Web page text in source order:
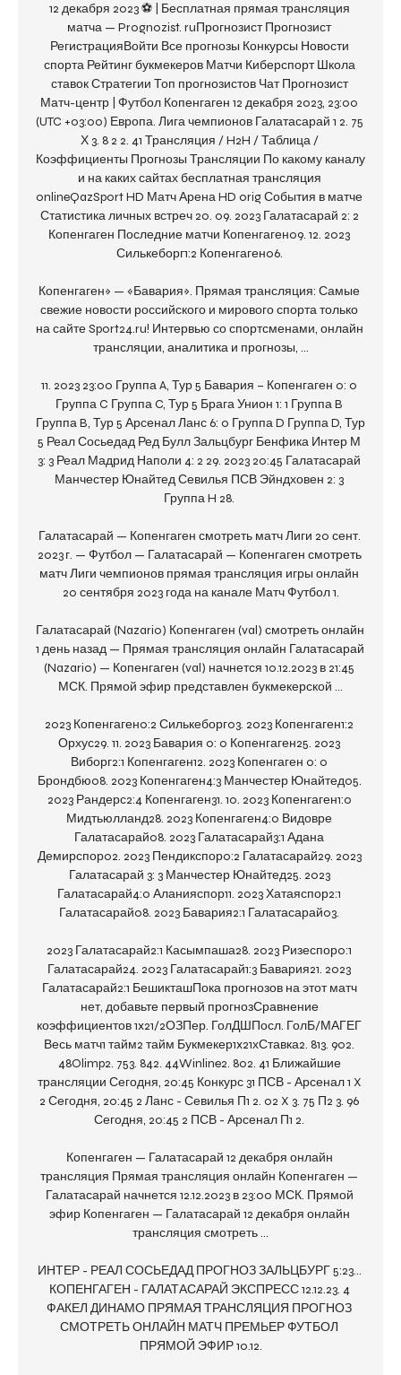
12 декабря 2023 ⚽ | Бесплатная прямая трансляция
матча — Prognozist. ruПрогнозист Прогнозист
РегистрацияВойти Все прогнозы Конкурсы Новости
спорта Рейтинг букмекеров Матчи Киберспорт Школа
ставок Стратегии Топ прогнозистов Чат Прогнозист
Матч-центр | Футбол Копенгаген 12 декабря 2023, 23:00
(UTC +03:00) Европа. Лига чемпионов Галатасарай 1 2. 75
Х 3. 8 2 2. 41 Трансляция / H2H / Таблица /
Коэффициенты Прогнозы Трансляции По какому каналу
и на каких сайтах бесплатная трансляция
onlineQazSport HD Матч Арена HD orig События в матче
Статистика личных встреч 20. 09. 2023 Галатасарай 2: 2
Копенгаген Последние матчи Копенгаген09. 12. 2023
Силькеборг1:2 Копенгаген06.
Копенгаген» — «Бавария». Прямая трансляция: Самые
свежие новости российского и мирового спорта только
на сайте Sport24.ru! Интервью со спортсменами, онлайн
трансляции, аналитика и прогнозы, ...
11. 2023 23:00 Группа A, Тур 5 Бавария – Копенгаген 0: 0
Группа C Группа C, Тур 5 Брага Унион 1: 1 Группа B
Группа B, Тур 5 Арсенал Ланс 6: 0 Группа D Группа D, Тур
5 Реал Сосьедад Ред Булл Зальцбург Бенфика Интер М
3: 3 Реал Мадрид Наполи 4: 2 29. 2023 20:45 Галатасарай
Манчестер Юнайтед Севилья ПСВ Эйндховен 2: 3
Группа H 28.
Галатасарай — Копенгаген смотреть матч Лиги 20 сент.
2023 г. — Футбол — Галатасарай — Копенгаген смотреть
матч Лиги чемпионов прямая трансляция игры онлайн
20 сентября 2023 года на канале Матч Футбол 1.
Галатасарай (Nazario) Копенгаген (val) смотреть онлайн
1 день назад — Прямая трансляция онлайн Галатасарай
(Nazario) — Копенгаген (val) начнется 10.12.2023 в 21:45
МСК. Прямой эфир представлен букмекерской ...
2023 Копенгаген0:2 Силькеборг03. 2023 Копенгаген1:2
Орхус29. 11. 2023 Бавария 0: 0 Копенгаген25. 2023
Виборг2:1 Копенгаген12. 2023 Копенгаген 0: 0
Брондбю08. 2023 Копенгаген4:3 Манчестер Юнайтед05.
2023 Рандерс2:4 Копенгаген31. 10. 2023 Копенгаген1:0
Мидтьюлланд28. 2023 Копенгаген4:0 Видовре
Галатасарай08. 2023 Галатасарай3:1 Адана
Демирспор02. 2023 Пендикспор0:2 Галатасарай29. 2023
Галатасарай 3: 3 Манчестер Юнайтед25. 2023
Галатасарай4:0 Аланияспор11. 2023 Хатаяспор2:1
Галатасарай08. 2023 Бавария2:1 Галатасарай03.
2023 Галатасарай2:1 Касымпаша28. 2023 Ризеспор0:1
Галатасарай24. 2023 Галатасарай1:3 Бавария21. 2023
Галатасарай2:1 БешикташПока прогнозов на этот матч
нет, добавьте первый прогнозСравнение
коэффициентов 1x21/2ОЗПер. ГолДШПосл. ГолБ/МАГЕГ
Весь матч1 тайм2 тайм Букмекер1x21хСтавка2. 813. 902.
48Olimp2. 753. 842. 44Winline2. 802. 41 Ближайшие
трансляции Сегодня, 20:45 Конкурс 31 ПСВ - Арсенал 1 X
2 Сегодня, 20:45 2 Ланс - Севилья П1 2. 02 X 3. 75 П2 3. 96
Сегодня, 20:45 2 ПСВ - Арсенал П1 2.
Копенгаген — Галатасарай 12 декабря онлайн
трансляция Прямая трансляция онлайн Копенгаген —
Галатасарай начнется 12.12.2023 в 23:00 МСК. Прямой
эфир Копенгаген — Галатасарай 12 декабря онлайн
трансляция смотреть ...
ИНТЕР - РЕАЛ СОСЬЕДАД ПРОГНОЗ ЗАЛЬЦБУРГ 5:23...
КОПЕНГАГЕН - ГАЛАТАСАРАЙ ЭКСПРЕСС 12.12.23. 4
ФАКЕЛ ДИНАМО ПРЯМАЯ ТРАНСЛЯЦИЯ ПРОГНОЗ
СМОТРЕТЬ ОНЛАЙН МАТЧ ПРЕМЬЕР ФУТБОЛ
ПРЯМОЙ ЭФИР 10.12.